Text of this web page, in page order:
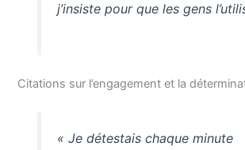
j’insiste pour que les gens
Citations sur l’engagement et la
« Je détestais chaque minute